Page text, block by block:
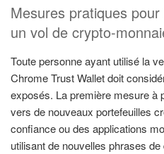
Mesures pratiques
un vol de crypto-
Toute personne ayant utilisé la
Chrome Trust Wallet doit
exposés. La première mesure à
vers de nouveaux portefeuilles
confiance ou des applications
utilisant de nouvelles phrases